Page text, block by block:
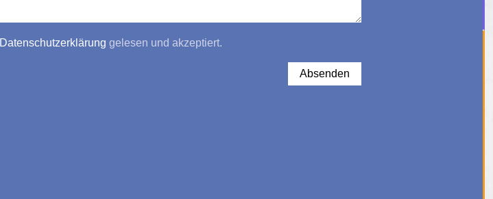
Datenschutzerklärung gelesen und akzeptiert.
Absenden